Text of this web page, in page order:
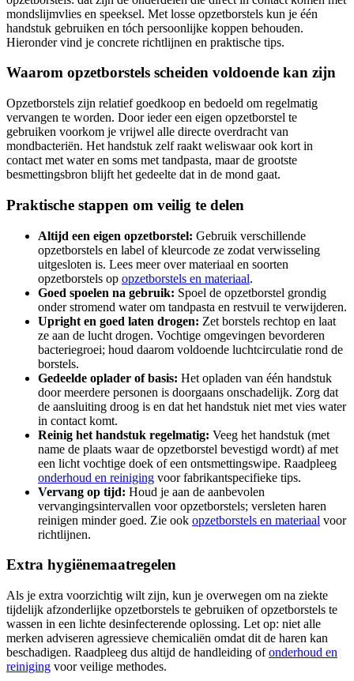
mondslijmvlies en speeksel. Met losse opzetborstels kun je één
handstuk gebruiken en tóch persoonlijke koppen behouden.
Hieronder vind je concrete richtlijnen en praktische tips.
Waarom opzetborstels scheiden voldoende kan zijn
Opzetborstels zijn relatief goedkoop en bedoeld om regelmatig
vervangen te worden. Door ieder een eigen opzetborstel te
gebruiken voorkom je vrijwel alle directe overdracht van
mondbacteriën. Het handstuk zelf raakt weliswaar ook kort in
contact met water en soms met tandpasta, maar de grootste
besmettingsbron blijft het gedeelte dat in de mond gaat.
Praktische stappen om veilig te delen
Altijd een eigen opzetborstel: Gebruik verschillende
opzetborstels en label of kleurcode ze zodat verwisseling
uitgesloten is. Lees meer over materiaal en soorten
opzetborstels op opzetborstels en materiaal.
Goed spoelen na gebruik: Spoel de opzetborstel grondig
onder stromend water om tandpasta en restvuil te verwijderen.
Upright en goed laten drogen: Zet borstels rechtop en laat
ze aan de lucht drogen. Vochtige omgevingen bevorderen
bacteriegroei; houd daarom voldoende luchtcirculatie rond de
borstels.
Gedeelde oplader of basis: Het opladen van één handstuk
door meerdere personen is doorgaans onschadelijk. Zorg dat
de aansluiting droog is en dat het handstuk niet met vies water
in contact komt.
Reinig het handstuk regelmatig: Veeg het handstuk (met
name de plaats waar de opzetborstel bevestigd wordt) af met
een licht vochtige doek of een ontsmettingswipe. Raadpleeg
onderhoud en reiniging voor fabrikantspecifieke tips.
Vervang op tijd: Houd je aan de aanbevolen
vervangingsintervallen voor opzetborstels; versleten haren
reinigen minder goed. Zie ook opzetborstels en materiaal voor
richtlijnen.
Extra hygiënemaatregelen
Als je extra voorzichtig wilt zijn, kun je overwegen om na ziekte
tijdelijk afzonderlijke opzetborstels te gebruiken of opzetborstels te
wassen in een lichte desinfecterende oplossing. Let op: niet alle
merken adviseren agressieve chemicaliën omdat dit de haren kan
beschadigen. Raadpleeg dus altijd de handleiding ofonderhoud en
reiniging voor veilige methodes.